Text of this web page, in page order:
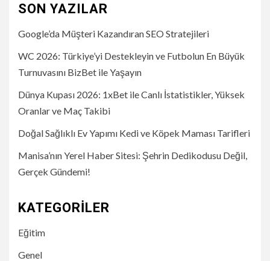
SON YAZILAR
Google’da Müşteri Kazandıran SEO Stratejileri
WC 2026: Türkiye’yi Destekleyin ve Futbolun En Büyük
Turnuvasını BizBet ile Yaşayın
Dünya Kupası 2026: 1xBet ile Canlı İstatistikler, Yüksek
Oranlar ve Maç Takibi
Doğal Sağlıklı Ev Yapımı Kedi ve Köpek Maması Tarifleri
Manisa’nın Yerel Haber Sitesi: Şehrin Dedikodusu Değil,
Gerçek Gündemi!
KATEGORILER
Eğitim
Genel